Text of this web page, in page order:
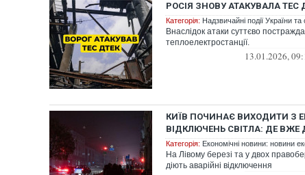
РОСІЯ ЗНОВУ АТАКУВАЛА ТЕС
Категорія: Надзвичайні події України та
Внаслідок атаки суттєво
теплоелектростанції.
13.01.2026,
КИЇВ ПОЧИНАЄ ВИХОДИТИ З
ВІДКЛЮЧЕНЬ СВІТЛА: ДЕ ВЖЕ
Категорія: Економічні новини: новини
На Лівому березі та у двох
діють аварійні відключення